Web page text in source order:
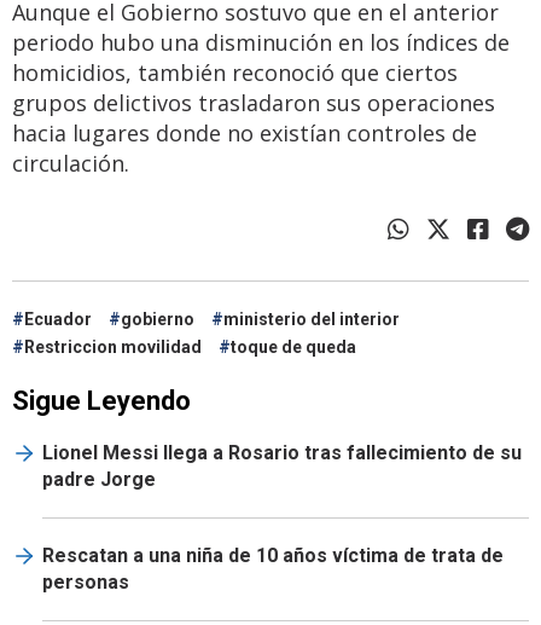
Aunque el Gobierno sostuvo que en el anterior
periodo hubo una disminución en los índices de
homicidios, también reconoció que ciertos
grupos delictivos trasladaron sus operaciones
hacia lugares donde no existían controles de
circulación.
Ecuador gobierno
ministerio del interior
Restriccion movilidad
toque de queda
Sigue Leyendo
Lionel Messi llega a Rosario tras fallecimiento de su
padre Jorge
Rescatan a una niña de 10 años víctima de trata de
personas